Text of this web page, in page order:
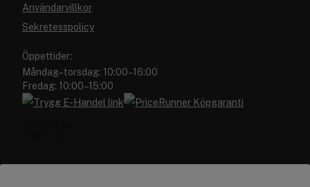
Användarvillkor
Sekretesspolicy
Öppettider:
Måndag–torsdag: 10:00–16:00
Fredag: 10:00–15:00